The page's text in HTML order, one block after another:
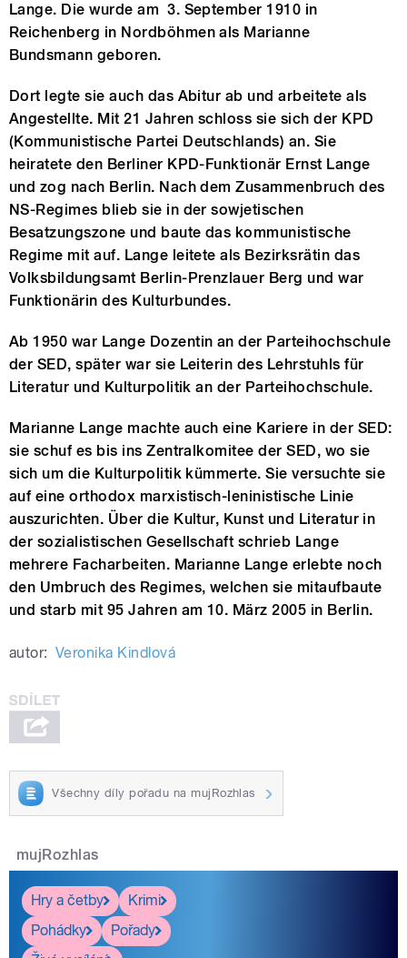
Lange. Die wurde am 3. September 1910 in
Reichenberg in Nordböhmen als Marianne
Bundsmann geboren.
Dort legte sie auch das Abitur ab und arbeitete als
Angestellte. Mit 21 Jahren schloss sie sich der KPD
(Kommunistische Partei Deutschlands) an. Sie
heiratete den Berliner KPD-Funktionär Ernst Lange
und zog nach Berlin. Nach dem Zusammenbruch des
NS-Regimes blieb sie in der sowjetischen
Besatzungszone und baute das kommunistische
Regime mit auf. Lange leitete als Bezirksrätin das
Volksbildungsamt Berlin-Prenzlauer Berg und war
Funktionärin des Kulturbundes.
Ab 1950 war Lange Dozentin an der Parteihochschule
der SED, später war sie Leiterin des Lehrstuhls für
Literatur und Kulturpolitik an der Parteihochschule.
Marianne Lange machte auch eine Kariere in der SED:
sie schuf es bis ins Zentralkomitee der SED, wo sie
sich um die Kulturpolitik kümmerte. Sie versuchte sie
auf eine orthodox marxistisch-leninistische Linie
auszurichten. Über die Kultur, Kunst und Literatur in
der sozialistischen Gesellschaft schrieb Lange
mehrere Facharbeiten. Marianne Lange erlebte noch
den Umbruch des Regimes, welchen sie mitaufbaute
und starb mit 95 Jahren am 10. März 2005 in Berlin.
autor: Veronika Kindlová
Všechny díly pořadu na mujRozhlas
mujRozhlas
Hry a četby
Krimi
Pohádky
Pořady